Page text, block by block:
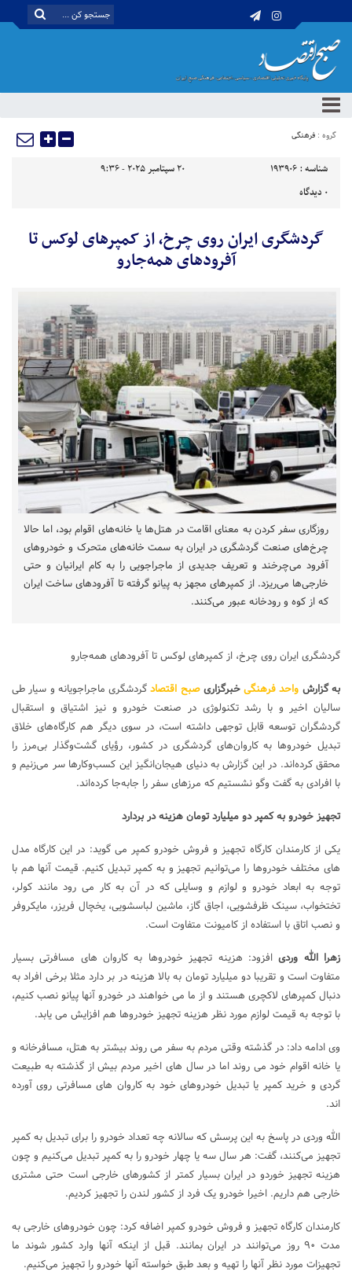
گروه : فرهنگی
شناسه : 193906
20 سپتامبر 2025 - 9:36
0 دیدگاه
گردشگری ایران روی چرخ، از کمپرهای لوکس تا
آفرودهای همه‌جارو
روزگاری سفر کردن به معنای اقامت در هتل‌ها یا خانه‌های اقوام بود، اما حالا
چرخ‌های صنعت گردشگری در ایران به سمت خانه‌های متحرک و خودروهای
آفرود می‌چرخند و تعریف جدیدی از ماجراجویی را به کام ایرانیان و حتی
خارجی‌ها می‌ریزد. از کمپرهای مجهز به پیانو گرفته تا آفرودهای ساخت ایران
که از کوه و رودخانه عبور می‌کنند.
گردشگری ایران روی چرخ، از کمپرهای لوکس تا آفرودهای همه‌جارو
به گزارش واحد فرهنگیخبرگزاریصبح اقتصادگردشگری ماجراجویانه و سیار طی
سالیان اخیر و با رشد تکنولوژی در صنعت خودرو و نیز اشتیاق و استقبال
گردشگران توسعه قابل توجهی داشته است، در سوی دیگر هم کارگاه‌های خلاق
تبدیل خودروها به کاروان‌های گردشگری در کشور، رؤیای گشت‌وگذار بی‌مرز را
محقق کرده‌اند. در این گزارش به دنیای هیجان‌انگیز این کسب‌وکارها سر می‌زنیم و
با افرادی به گفت وگو نشستیم که مرزهای سفر را جابه‌جا کرده‌اند.
تجهیز خودرو به کمپر دو میلیارد تومان هزینه در بردارد
یکی از کارمندان کارگاه تجهیز و فروش خودرو کمپر می گوید: در این کارگاه مدل
های مختلف خودروها را می‌توانیم تجهیز و به کمپر تبدیل کنیم. قیمت آنها هم با
توجه به ابعاد خودرو و لوازم و وسایلی که در آن به کار می رود مانند کولر،
تختخواب، سینک ظرفشویی، اجاق گاز، ماشین لباسشویی، یخچال فریزر، مایکروفر
و نصب اتاق با استفاده از کامیونت متفاوت است.
زهرا الله وردیافزود: هزینه تجهیز خودروها به کاروان های مسافرتی بسیار
متفاوت است و تقریبا دو میلیارد تومان به بالا هزینه در بر دارد مثلا برخی افراد به
دنبال کمپرهای لاکچری هستند و از ما می خواهند در خودرو آنها پیانو نصب کنیم،
با توجه به قیمت لوازم مورد نظر هزینه تجهیز خودروها هم افزایش می یابد.
وی ادامه داد: در گذشته وقتی مردم به سفر می روند بیشتر به هتل، مسافرخانه و
یا خانه اقوام خود می روند اما در سال های اخیر مردم بیش از گذشته به طبیعت
گردی و خرید کمپر یا تبدیل خودروهای خود به کاروان های مسافرتی روی آورده
اند.
الله وردی در پاسخ به این پرسش که سالانه چه تعداد خودرو را برای تبدیل به کمپر
تجهیز می‌کنند، گفت: هر سال سه یا چهار خودرو را به کمپر تبدیل می‌کنیم و چون
هزینه تجهیز خوردو در ایران بسیار کمتر از کشورهای خارجی است حتی مشتری
خارجی هم داریم. اخیرا خودرو یک فرد از کشور لندن را تجهیز کردیم.
کارمندان کارگاه تجهیز و فروش خودرو کمپر اضافه کرد: چون خودروهای خارجی به
مدت ۹۰ روز می‌توانند در ایران بمانند. قبل از اینکه آنها وارد کشور شوند ما
تجهیزات مورد نظر آنها را تهیه و بعد طبق خواسته آنها خودرو را تجهیز می‌کنیم.